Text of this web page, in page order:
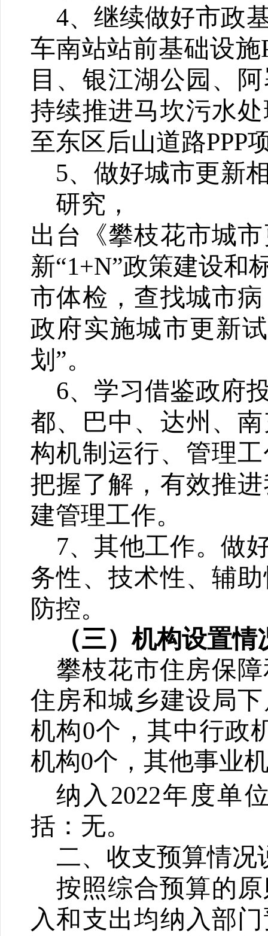
4、继续做好市政
车南站站前基础设施
目、银江湖公园、
持续推进马坎污水
至东区后山道路PPP
5、 做好城市更新
研究，
出台《攀枝花市城
新“1+N”政策建设和
市体检，查找城市
政府实施城市更新
划”。
6、 学习借鉴政府
都、巴中、达州、
构机制运行、管理
把握了解，有效推
建管理工作。
7、其他工作。做
务性、技术性、辅
防控。
（三）机构设置情
攀枝花市住房保
住房和城乡建设局
机构0个，其中行政
机构0个，其他事业
纳入2022年度单
括：无。
二、收支预算情况
按照综合预算的
入和支出均纳入部